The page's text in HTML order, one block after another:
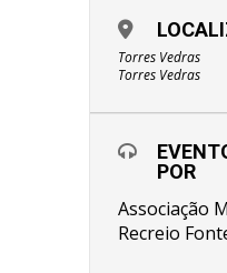
Torres Vedras
Torres Vedras
POR
Associação
Recreio